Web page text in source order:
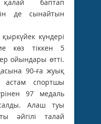
баптап
де сынайтын
күндері
көз тіккен 5
ойындары өтті.
90-ға жуық
астам спортшы
97 медаль
Алаш туы
әйгілі талай